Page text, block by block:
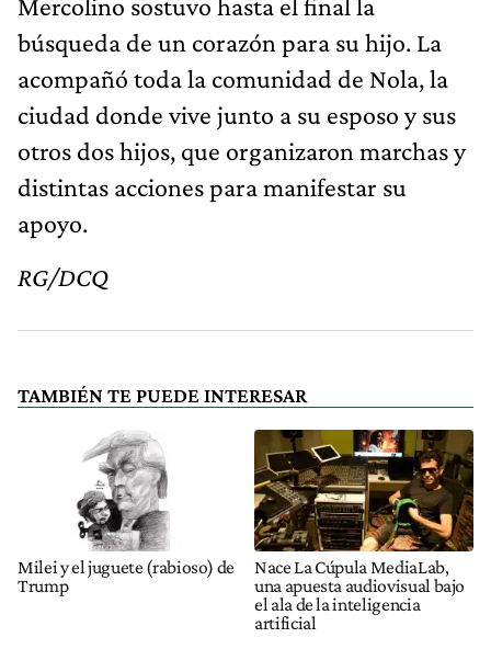
búsqueda de un corazón para su hijo. La
acompañó toda la comunidad de Nola, la
ciudad donde vive junto a su esposo y sus
otros dos hijos, que organizaron marchas y
distintas acciones para manifestar su
apoyo.
RG/DCQ
TAMBIÉN TE PUEDE INTERESAR
Milei y el juguete (rabioso) de
Trump
Nace La Cúpula MediaLab,
una apuesta audiovisual bajo
el ala de la inteligencia
artificial